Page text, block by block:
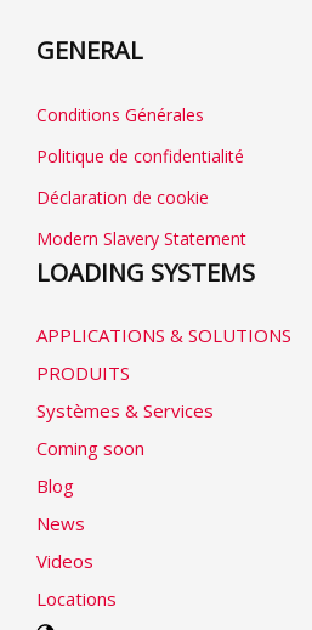
GENERAL
Conditions Générales
Politique de confidentialité
Déclaration de cookie
Modern Slavery Statement
LOADING SYSTEMS
APPLICATIONS & SOLUTIONS
PRODUITS
Systèmes & Services
Coming soon
Blog
News
Videos
Locations